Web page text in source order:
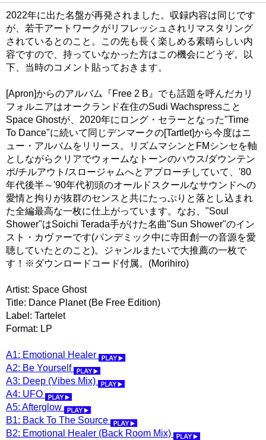
2022年に出た名盤が再発されました。収録内容は同じです
が、若干アートワークがリフレッシュされリマスタリング
されているとのこと。この先も長く楽しめる素晴らしい内
容ですので、持っていなかった方はこの機会にどうぞ。以
下、当時のコメント貼っておきます。
[Apron]からのアルバム『Free 2 B』でも話題を呼んだカリ
フォルニアはオークランド在住のSudi Wachspressこと
Space Ghostが、2020年にロング・セラーとなった"Time
To Dance"に続いて同じデンマークの[Tartlet]から今度はニ
ュー・アルバムをリリース。リズムマシンとFMシンセを軸
としながらクリアでウォームなトーンのハウス/ダウンテン
ポ/チルアウト/スロージャムへとアプローチしていて、'80
年代後半～'90年代初頭のオールドスクールなサウンドへの
愛情と拘りが抜群のセンスと共にたっぷりと落とし込まれ
た全編最高な一枚に仕上がっています。なお、"Soul
Shower"はSoichi Terada手がけた名曲"Sun Shower"のイン
スト・カヴァーです(パンデミック中に寺田創一の音源を愛
聴していたとのこと)。ジャンルまたいで大推薦の一枚で
す！※ダウンロードコード付属。(Morihiro)
Artist: Space Ghost
Title: Dance Planet (Be Free Edition)
Label: Tartelet
Format: LP
A1: Emotional Healer
A2: Be Yourself
A3: Deep (Vibes Mix)
A4: UFO
A5: Afterglow
B1: Back To The Source
B2: Emotional Healer (Back Room Mix)